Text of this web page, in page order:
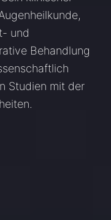
und
Behandlung
Studien mit der